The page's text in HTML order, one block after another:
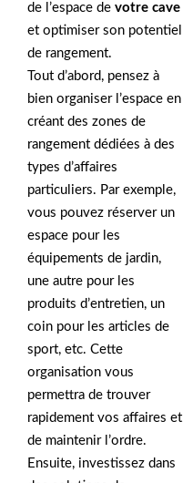
de l’espace de votre cave
et optimiser son potentiel
de rangement.
Tout d’abord, pensez à
bien organiser l’espace en
créant des zones de
rangement dédiées à des
types d’affaires
particuliers. Par exemple,
vous pouvez réserver un
espace pour les
équipements de jardin,
une autre pour les
produits d’entretien, un
coin pour les articles de
sport, etc. Cette
organisation vous
permettra de trouver
rapidement vos affaires et
de maintenir l’ordre.
Ensuite, investissez dans